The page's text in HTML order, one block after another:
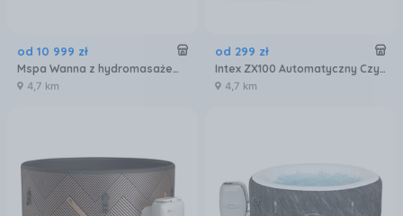
od 10 999 zł
Mspa Wanna z hydromasażem ogrodowa OSLO Aero Plus 6-osobowa panelowa
4,7 km
od 299 zł
Intex ZX100 Automatyczny Czyściciel Dna I Ścian Basenów 28006
4,7 km